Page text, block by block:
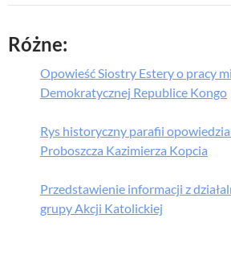
Różne:
Opowieść Siostry Estery o pracy
Demokratycznej Republice Kongo
Rys historyczny parafii
Proboszcza Kazimierza Kopcia
Przedstawienie informacji z
grupy Akcji Katolickiej